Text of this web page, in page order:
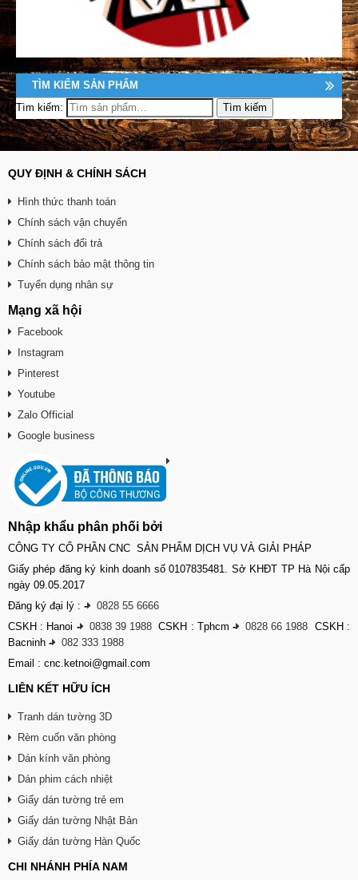
TÌM KIẾM SẢN PHẨM
Tìm kiếm:
QUY ĐỊNH & CHÍNH SÁCH
Hình thức thanh toán
Chính sách vận chuyển
Chính sách đổi trả
Chính sách bảo mật thông tin
Tuyển dụng nhân sự
Mạng xã hội
Facebook
Instagram
Pinterest
Youtube
Zalo Official
Google business
Nhập khẩu phân phối bởi
CÔNG TY CỔ PHẦN CNC SẢN PHẨM DỊCH VỤ VÀ GIẢI PHÁP
Giấy phép đăng ký kinh doanh số 0107835481. Sở KHĐT TP Hà Nội cấp
ngày 09.05.2017
Đăng ký đại lý : -
0828 55 6666
CSKH : Hanoi - 0838 39 1988 CSKH : Tphcm- 0828 66 1988 CSKH :
Bacninh -
082 333 1988
Email : cnc.ketnoi@gmail.com
LIÊN KẾT HỮU ÍCH
Tranh dán tường 3D
Rèm cuốn văn phòng
Dán kính văn phòng
Dán phim cách nhiệt
Giấy dán tường trẻ em
Giấy dán tường Nhật Bản
Giấy dán tường Hàn Quốc
CHI NHÁNH PHÍA NAM